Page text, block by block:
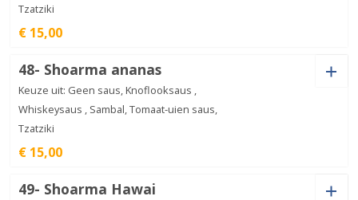
Shaslick
aantal
Tzatziki
€ 15,00
Saus
Shoarma
aantal
48- Shoarma ananas
Keuze uit: Geen saus, Knoflooksaus ,
Whiskeysaus , Sambal, Tomaat-uien saus,
Tzatziki
€ 15,00
Saus
49- Shoarma Hawai